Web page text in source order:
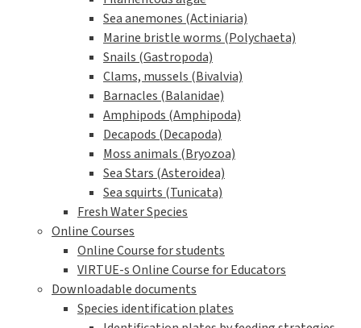
Sea anemones (Actiniaria)
Marine bristle worms (Polychaeta)
Snails (Gastropoda)
Clams, mussels (Bivalvia)
Barnacles (Balanidae)
Amphipods (Amphipoda)
Decapods (Decapoda)
Moss animals (Bryozoa)
Sea Stars (Asteroidea)
Sea squirts (Tunicata)
Fresh Water Species
Online Courses
Online Course for students
VIRTUE-s Online Course for Educators
Downloadable documents
Species identification plates